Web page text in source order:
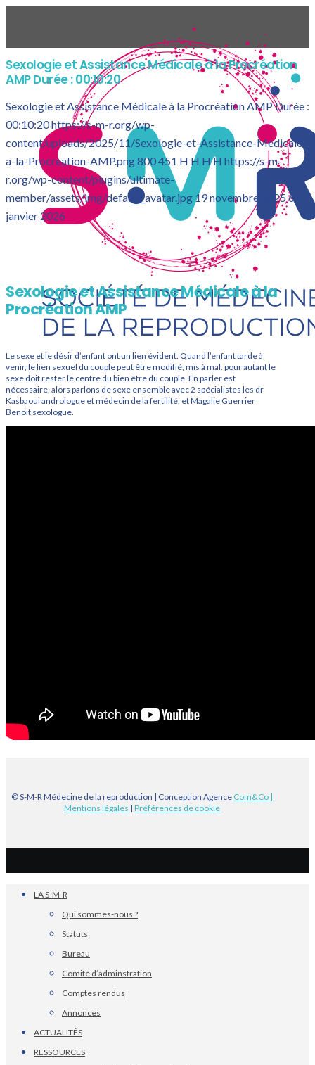
Sexologie et Assistance Médicale à la Procréation
AMP Durée : 00:10:20
Sexologie et Assistance Médicale à la Procréation AMP Durée :
00:10:20https://s-m-r.org/wp-
content/uploads/2025/11/Sexologie-et-Assistance-Medicale-
a-la-Procreation-AMP.png800451 H H H H https://s-m-
r.org/wp-content/plugins/ultimate-
member/assets/img/default_avatar.jpg 19 novembre 2025 6
janvier 2026
Sexologie et Assistance Médicale à la
Procréation AMP
Le sexe et le désir d’enfant ont un lien évident. Quand l’enfant tarde à
venir, le lien sexuel du couple peut être modifié, mis à mal. pour autant le
sexe doit rester le centre du bien être du couple. En parler est
nécessaire, alors parlons de sexe ensemble avec 2 spécialistes les dr
Kasbaoui andrologue et médecin de la fertilité, et Magalie Guerrier
Benoit sexologue.
© S-M-R Médecine de la reproduction | Conception Agence Com&Co |
Mentions légales |Préférences de cookie
LA S-M-R
Qui sommes-nous ?
Statuts
Bureau
Comité d’adminstration
Comptes rendus
Annonces
ACTUALITÉS
RESSOURCES